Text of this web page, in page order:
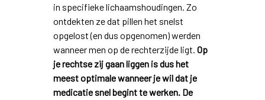
in specifieke lichaamshoudingen. Zo
ontdekten ze dat pillen het snelst
opgelost (en dus opgenomen) werden
wanneer men op de rechterzijde ligt. Op
je rechtse zij gaan liggen is dus het
meest optimale wanneer je wil dat je
medicatie snel begint te werken. De